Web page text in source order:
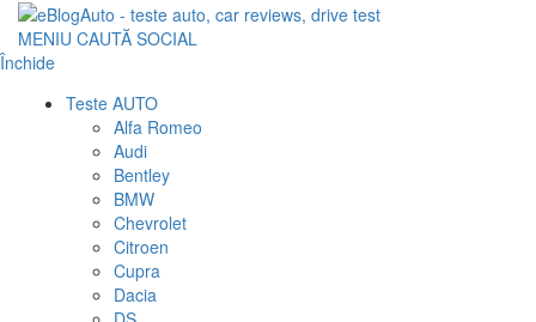
MENIU CAUTĂ SOCIAL
Închide
Teste AUTO
Alfa Romeo
Audi
Bentley
BMW
Chevrolet
Citroen
Cupra
Dacia